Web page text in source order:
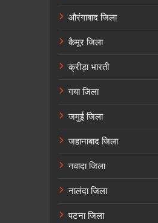
औरंगाबाद जिला
कैमूर जिला
क्रीड़ा भारती
गया जिला
जमुई जिला
जहानाबाद जिला
नवादा जिला
नालंदा जिला
पटना जिला